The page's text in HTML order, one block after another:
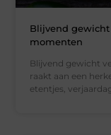
Blijvend
momenten
Blijvend gewicht
raakt aan een
etentjes,